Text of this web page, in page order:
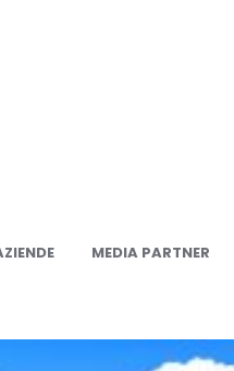
MEDIA PARTNER